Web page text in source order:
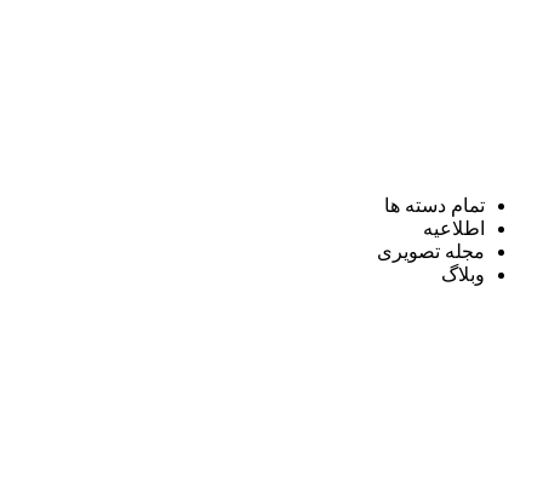
تمام دسته ها
اطلاعیه
مجله تصویری
وبلاگ